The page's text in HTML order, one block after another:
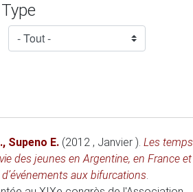
Type
, Supeno E. (2012 , Janvier ). Les temps
des jeunes en Argentine, en France et
aux bifurcations.